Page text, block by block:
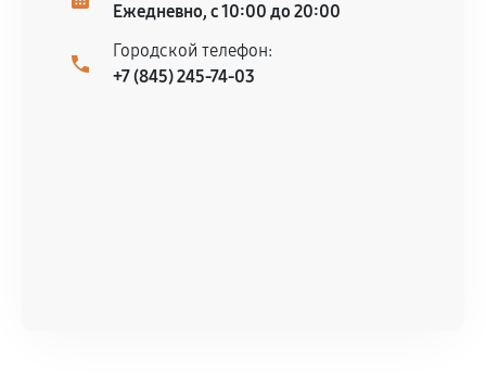
Ежедневно, с 10:00 до 20:00
Городской телефон:
+7 (845) 245-74-03